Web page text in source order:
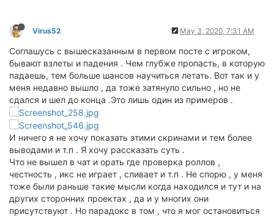
Virus52 May 3, 2020, 7:31 AM
Соглашусь с вышесказанным в первом посте с игроком,
бывают взлеты и падения . Чем глубже пропасть, в которую
падаешь, тем больше шансов научиться летать. Вот так и у
меня недавно вышло , да тоже затянуло сильно , но не
сдался и шел до конца .Это лишь один из примеров .
И ничего я не хочу показать этими скринами и тем более
выводами и т.п . Я хочу рассказать суть .
Что не вышел в чат и орать где проверка роллов ,
честность , икс не играет , сливает и т.п . Не спорю , у меня
тоже были раньше такие мысли когда находился и тут и на
других сторонних проектах , да и у многих они
присутствуют . Но парадокс в том , что я мог остановиться